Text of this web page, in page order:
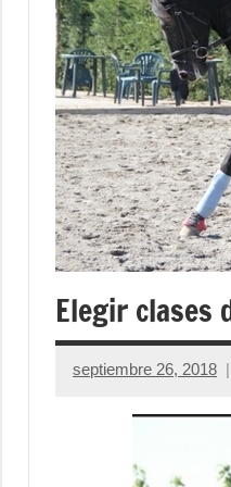
Elegir clases
septiembre 26, 2018